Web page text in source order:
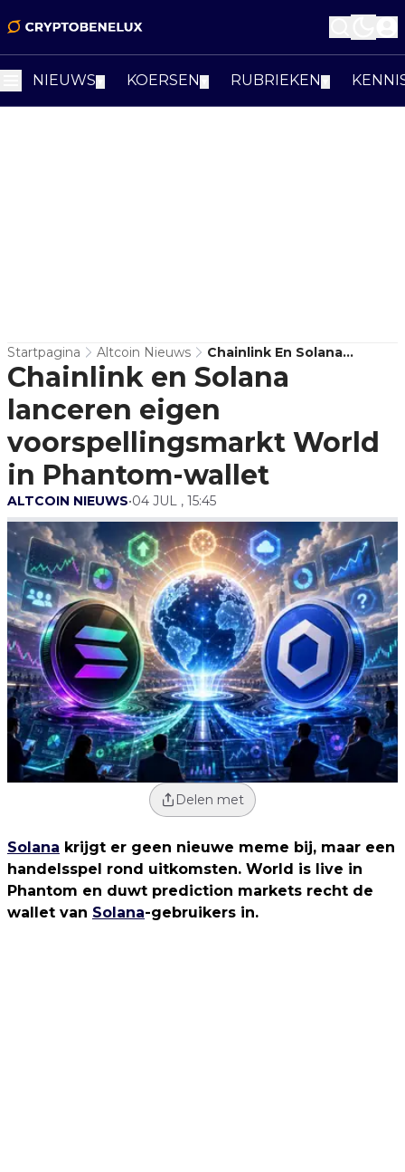
NIEUWS KOERSEN RUBRIEKEN
Startpagina Altcoin Nieuws
Chainlink En Solana
Lanceren Eigen
Voorspellingsmarkt World
In Phantom-Wallet
Chainlink en Solana
lanceren eigen
voorspellingsmarkt World
in Phantom-wallet
ALTCOIN NIEUWS•04 JUL , 15:45
Delen met
Solana krijgt er geen nieuwe meme bij, maar een
handelsspel rond uitkomsten. World is live in
Phantom en duwt prediction markets recht de
wallet van Solana-gebruikers in.